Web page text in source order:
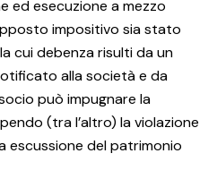
ed esecuzione a mezzo
impositivo sia stato
cui debenza risulti da un
alla società e da
può impugnare la
(tra l’altro) la violazione
escussione del patrimonio